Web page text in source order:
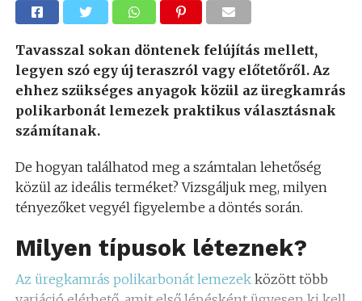
Tavasszal sokan döntenek felújítás mellett,
legyen szó egy új teraszról vagy előtetőről. Az
ehhez szükséges anyagok közül az üregkamrás
polikarbonát lemezek praktikus választásnak
számítanak.
De hogyan találhatod meg a számtalan lehetőség
közül az ideális terméket? Vizsgáljuk meg, milyen
tényezőket vegyél figyelembe a döntés során.
Milyen típusok léteznek?
Az üregkamrás polikarbonát lemezekközött több